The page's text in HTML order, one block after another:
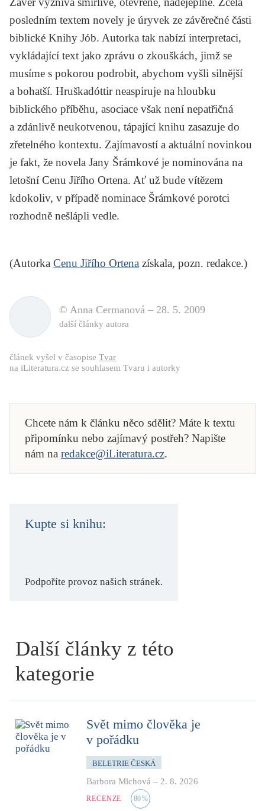
posledním textem novely je úryvek ze závěrečné části
biblické Knihy Jób. Autorka tak nabízí interpretaci,
vykládající text jako zprávu o zkouškách, jimž se
musíme s pokorou podrobit, abychom vyšli silnější
a bohatší. Hruškadóttir neaspiruje na hloubku
biblického příběhu, asociace však není nepatřičná
a zdánlivě neukotvenou, tápající knihu zasazuje do
zřetelného kontextu. Zajímavostí a aktuální novinkou
je fakt, že novela Jany Šrámkové je nominována na
letošní Cenu Jiřího Ortena. Ať už bude vítězem
kdokoliv, v případě nominace Šrámkové porotci
rozhodně nešlápli vedle.
(Autorka Cenu Jiřího Ortena získala, pozn. redakce.)
© Anna Cermanová – 28. 5. 2009
další články autora
článek vyšel v časopise Tvar
na iLiteratura.cz se souhlasem Tvaru i autorky
Chcete nám k článku něco sdělit? Máte k textu
připomínku nebo zajímavý postřeh? Napište
nám na redakce@iLiteratura.cz.
Kupte si knihu:
Podpoříte provoz našich stránek.
Další články z této
kategorie
Svět mimo člověka je
v pořádku
BELETRIE ČESKÁ
Barbora Mlchová – 2. 8. 2026
RECENZE 80%